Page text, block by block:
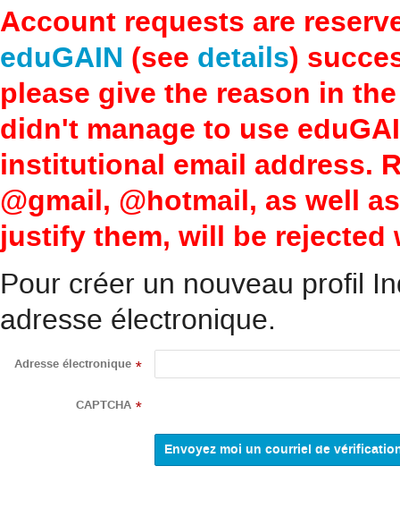
Account requests are
eduGAIN (see details)
please give the reason in
didn't manage to use
institutional email address.
@gmail, @hotmail, as well
justify them, will be
Pour créer un nouveau profil
adresse électronique.
Adresse électronique *
CAPTCHA *